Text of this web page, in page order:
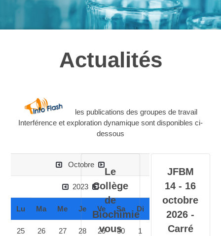
Actualités
les publications des groupes de travail
Interférence et exploration dynamique sont disponibles ci-
dessous
Octobre
2023
Lu Ma Me Je Ve Sa Di
25 26 27 28 29 30 1
Le
Collège
de
Biochimie
vous
JFBM
14 - 16
octobre
2026 -
Carré